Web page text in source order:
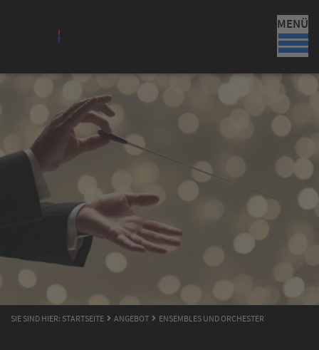
MENÜ
SIE SIND HIER: STARTSEITE ANGEBOT ENSEMBLES UND ORCHESTER